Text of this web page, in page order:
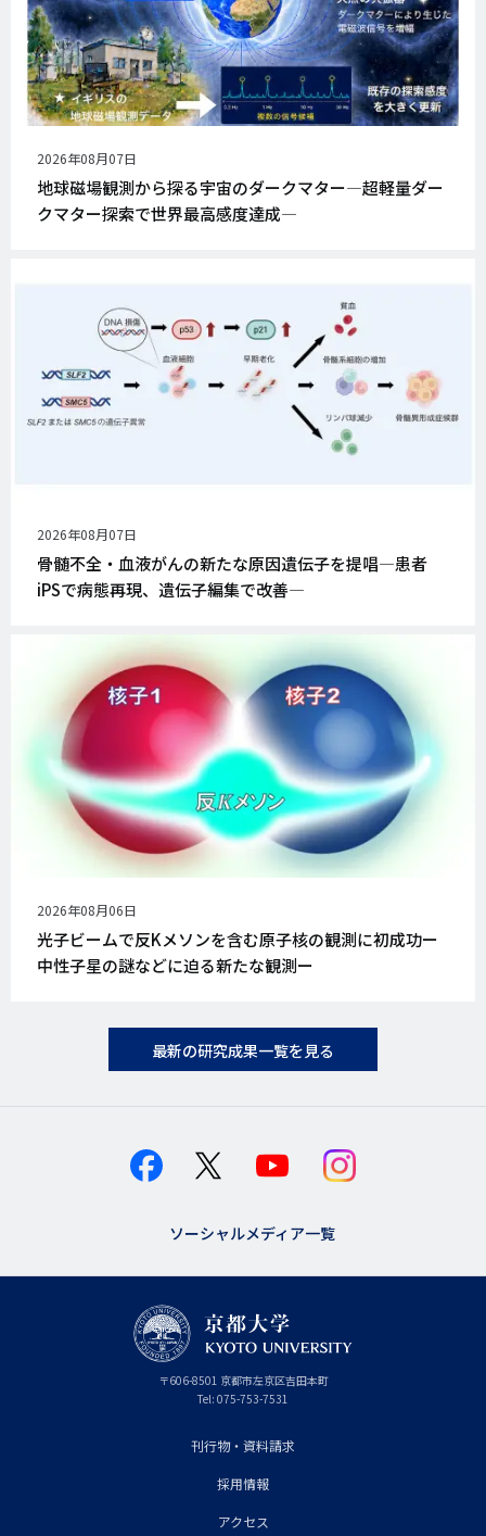
公
開
日
2026年08月07日
地球磁場観測から探る宇宙のダークマター―超軽量ダー
クマター探索で世界最高感度達成―
公
開
日
2026年08月07日
骨髄不全・血液がんの新たな原因遺伝子を提唱―患者
iPSで病態再現、遺伝子編集で改善―
公
開
日
2026年08月06日
光子ビームで反Kメソンを含む原子核の観測に初成功ー
中性子星の謎などに迫る新たな観測ー
最新の研究成果一覧を見る
ソーシャルメディア一覧
〒606-8501 京
都
府
京都市左京区吉田本町
Tel: 075-753-7531
刊行物・資料請求
採用情報
アクセス